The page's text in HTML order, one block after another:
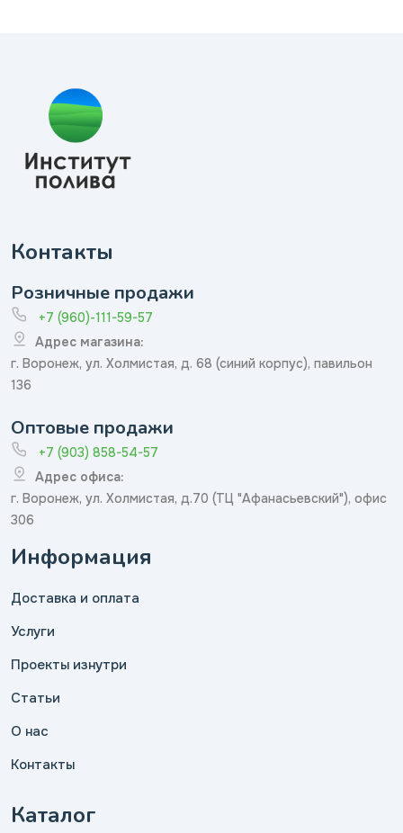
Контакты
Розничные продажи
+7 (960)-111-59-57
Адрес магазина:
г. Воронеж, ул. Холмистая, д. 68 (синий корпус), павильон
136
Оптовые продажи
+7 (903) 858-54-57
Адрес офиса:
г. Воронеж, ул. Холмистая, д.70 (ТЦ "Афанасьевский"), офис
306
Информация
Доставка и оплата
Услуги
Проекты изнутри
Статьи
О нас
Контакты
Каталог